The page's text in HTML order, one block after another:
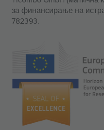
за финансирање на
782393.